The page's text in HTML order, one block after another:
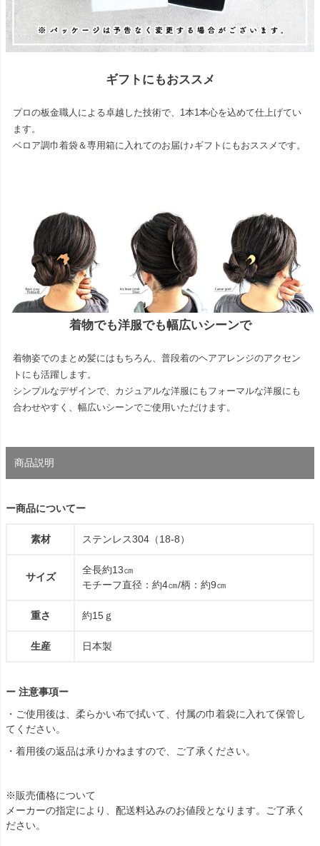
ギフトにもおススメ
プロの板金職人による卓越した技術で、1本1本心を込めて仕上げてい
ます。
ベロア調巾着袋＆専用箱に入れてのお届け♪ギフトにもおススメです。
着物でも洋服でも幅広いシーンで
着物姿でのまとめ髪にはもちろん、普段着のヘアアレンジのアクセン
トにも活躍します。
シンプルなデザインで、カジュアルな洋服にもフォーマルな洋服にも
合わせやすく、幅広いシーンでご使用いただけます。
商品説明
ー商品についてー
素材 ステンレス304（18-8）
サイズ
全長約13㎝
モチーフ直径：約4㎝/柄：約9㎝
重さ 約15ｇ
生産 日本製
ー 注意事項ー
・ご使用後は、柔らかい布で拭いて、付属の巾着袋に入れて保管し
てください。
・着用後の返品は承りかねますので、ご了承ください。
※販売価格について
メーカーの指定により、配送料込みのお値段となります。ご了承く
ださい。